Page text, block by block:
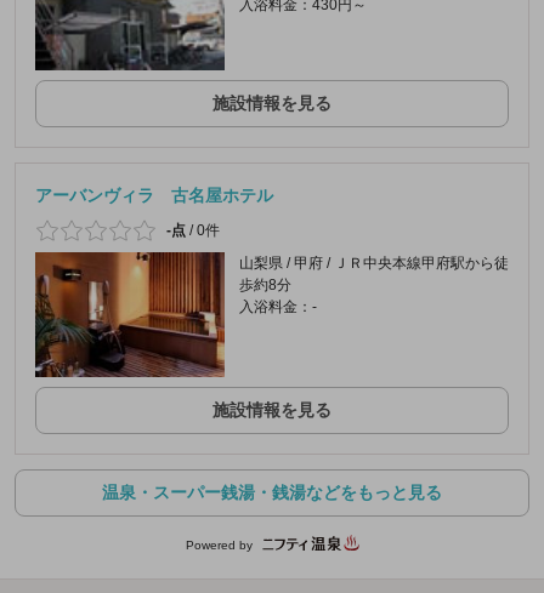
入浴料金：430円～
施設情報を見る
アーバンヴィラ 古名屋ホテル
-点 /0件
山梨県 / 甲府 / ＪＲ中央本線甲府駅から徒
歩約8分
入浴料金：-
施設情報を見る
温泉・スーパー銭湯・銭湯などをもっと見る
Powered by